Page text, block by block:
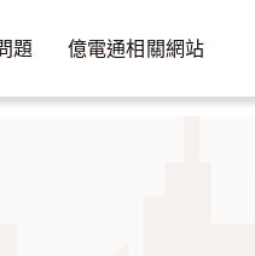
題 億電通相關網站